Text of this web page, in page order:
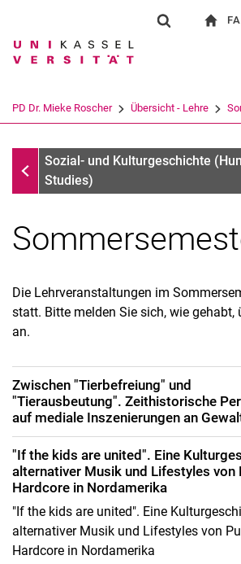
Suchbegriff
Suchen (öffnet
PD Dr. Mieke Roscher Übersicht - Lehre
Übersicht - Lehre
Sozial- und Kulturgeschichte
Studies)
Zur Person / Profile
Forschungsschwerpunkte
Publikationen
Dissertationen
Die Lehrveranstaltungen im
statt. Bitte melden Sie sich, wie gehabt,
an.
Zwischen "Tierbefreiung" und
"Tierausbeutung". Zeithistorische
auf mediale Inszenierungen an
"If the kids are united". Eine
alternativer Musik und Lifestyles von
Hardcore in Nordamerika
"If the kids are united". Eine
alternativer Musik und Lifestyles von
Hardcore in Nordamerika